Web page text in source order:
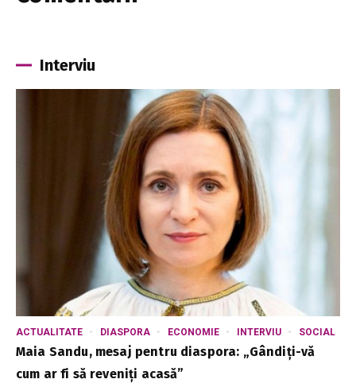
Interviu
ACTUALITATE DIASPORA ECONOMIE INTERVIU SOCIAL
Maia Sandu, mesaj pentru diaspora: „Gândiți-vă
cum ar fi să reveniți acasă”